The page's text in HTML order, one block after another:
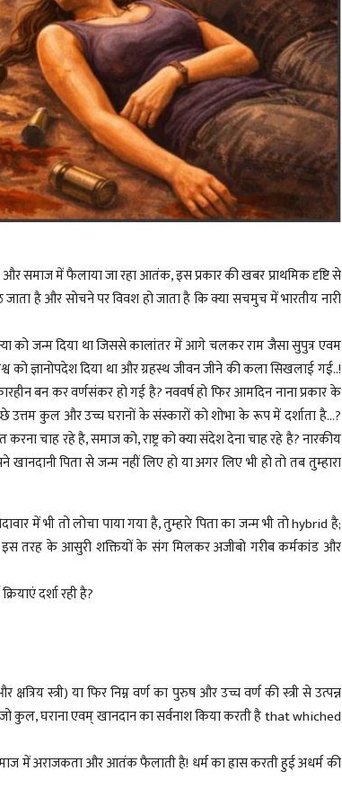
और समाज में फैलाया जा रहा आतंक, इस प्रकार की खबर प्राथमिक दृष्टि से
है और सोचने पर विवश हो जाता है कि क्या सचमुच में भारतीय नारी
को जन्म दिया था जिससे कालांतर में आगे चलकर राम जैसा सुपुत्र एवम
को ज्ञानोपदेश दिया था और ग्रहस्थ जीवन जीने की कला सिखलाई गई..!
बन कर वर्णसंकर हो गई है? नववर्ष हो फिर आमदिन नाना प्रकार के
कुल और उच्च घरानों के संस्कारों को शोभा के रूप में दर्शाता है...?
चाह रहे है, समाज को, राष्ट्र को क्या संदेश देना चाह रहे है? नारकीय
पिता से जन्म नहीं लिए हो या अगर लिए भी हो तो तब तुम्हारा
में भी तो लोचा पाया गया है, तुम्हारे पिता का जन्म भी तो hybrid है;
तरह के आसुरी शक्तियों के संग मिलकर अजीबो गरीब कर्मकांड और
दर्शा रही है?
स्त्री) या फिर निम्न वर्ण का पुरुष और उच्च वर्ण की स्त्री से उत्पन्न
कुल, घराना एवम् खानदान का सर्वनाश किया करती है that whiched
में अराजकता और आतंक फैलाती है! धर्म का ह्रास करती हुई अधर्म की